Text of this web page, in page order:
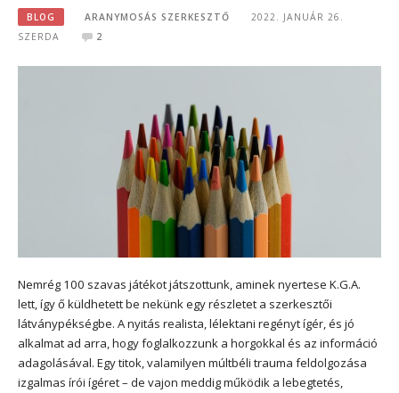
BLOG ARANYMOSÁS SZERKESZTŐ
2022. JANUÁR 26.
SZERDA
2
Nemrég 100 szavas játékot játszottunk, aminek nyertese K.G.A.
lett, így ő küldhetett be nekünk egy részletet a szerkesztői
látványpékségbe. A nyitás realista, lélektani regényt ígér, és jó
alkalmat ad arra, hogy foglalkozzunk a horgokkal és az információ
adagolásával. Egy titok, valamilyen múltbéli trauma feldolgozása
izgalmas írói ígéret – de vajon meddig működik a lebegtetés,